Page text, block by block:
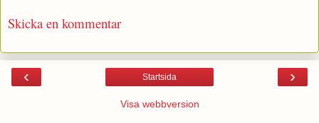
Skicka en kommentar
‹ ›
Startsida
Visa webbversion